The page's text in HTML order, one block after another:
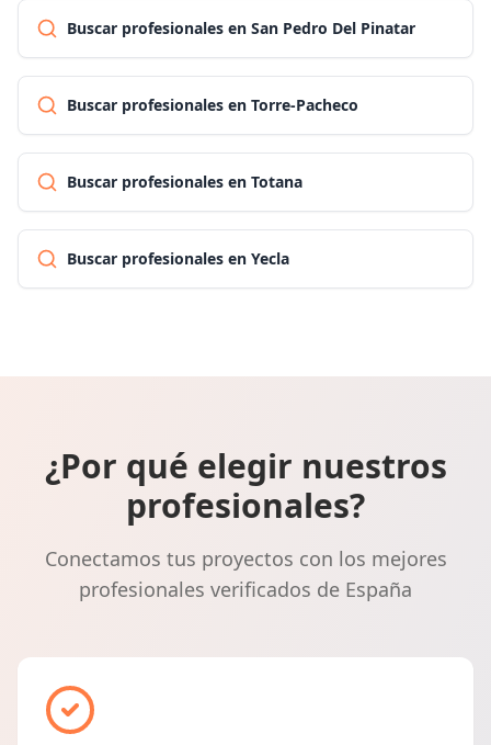
Buscar profesionales en San Pedro Del Pinatar
Buscar profesionales en Torre-Pacheco
Buscar profesionales en Totana
Buscar profesionales en Yecla
¿Por qué elegir nuestros
profesionales?
Conectamos tus proyectos con los mejores
profesionales verificados de España